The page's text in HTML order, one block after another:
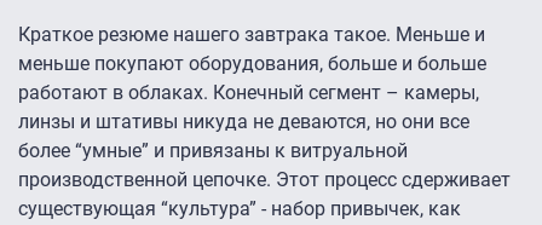
Краткое резюме нашего завтрака такое. Меньше и
меньше покупают оборудования, больше и больше
работают в облаках. Конечный сегмент – камеры,
линзы и штативы никуда не деваются, но они все
более “умные” и привязаны к витруальной
производственной цепочке. Этот процесс сдерживает
существующая “культура” - набор привычек, как